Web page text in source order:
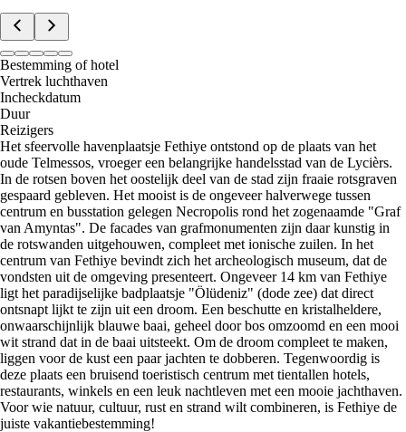
Bestemming of hotel
Vertrek luchthaven
Incheckdatum
Duur
Reizigers
Het sfeervolle havenplaatsje Fethiye ontstond op de plaats van het
oude Telmessos, vroeger een belangrijke handelsstad van de Lycièrs.
In de rotsen boven het oostelijk deel van de stad zijn fraaie rotsgraven
gespaard gebleven. Het mooist is de ongeveer halverwege tussen
centrum en busstation gelegen Necropolis rond het zogenaamde "Graf
van Amyntas". De facades van grafmonumenten zijn daar kunstig in
de rotswanden uitgehouwen, compleet met ionische zuilen. In het
centrum van Fethiye bevindt zich het archeologisch museum, dat de
vondsten uit de omgeving presenteert. Ongeveer 14 km van Fethiye
ligt het paradijselijke badplaatsje "Ölüdeniz" (dode zee) dat direct
ontsnapt lijkt te zijn uit een droom. Een beschutte en kristalheldere,
onwaarschijnlijk blauwe baai, geheel door bos omzoomd en een mooi
wit strand dat in de baai uitsteekt. Om de droom compleet te maken,
liggen voor de kust een paar jachten te dobberen. Tegenwoordig is
deze plaats een bruisend toeristisch centrum met tientallen hotels,
restaurants, winkels en een leuk nachtleven met een mooie jachthaven.
Voor wie natuur, cultuur, rust en strand wilt combineren, is Fethiye de
juiste vakantiebestemming!